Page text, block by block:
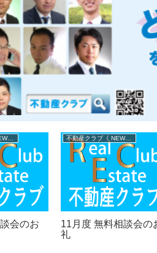
不動産クラブ《 NEWS 》
会のお
不動産クラブ《 NEWS 》
11月度 無料相談会の
礼